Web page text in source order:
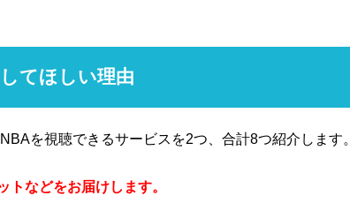
てほしい理由
を視聴できるサービスを2つ、合計8つ紹介します。
トなどをお届けします。